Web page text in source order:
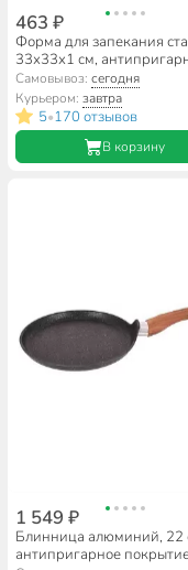
463 ₽
Форма для запекания
33х33х1 см,
покрытие, круглая, для
Daniks, KB18995
Самовывоз:сегодня
Курьером:завтра
5•170 отзывов
В корзину
1 549 ₽
Блинница алюминий, 22
антипригарное